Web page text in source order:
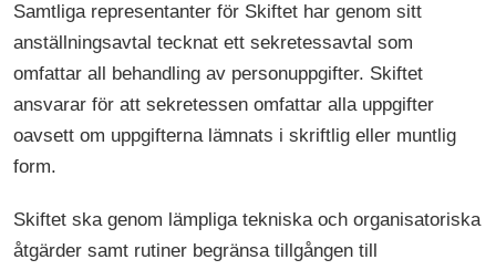
Samtliga representanter för Skiftet har genom sitt
anställningsavtal tecknat ett sekretessavtal som
omfattar all behandling av personuppgifter. Skiftet
ansvarar för att sekretessen omfattar alla uppgifter
oavsett om uppgifterna lämnats i skriftlig eller muntlig
form.
Skiftet ska genom lämpliga tekniska och organisatoriska
åtgärder samt rutiner begränsa tillgången till